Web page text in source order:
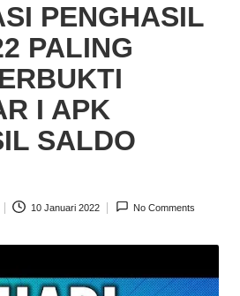
PENGHASIL
PALING
I APK
SALDO
10 Januari 2022 No Comments